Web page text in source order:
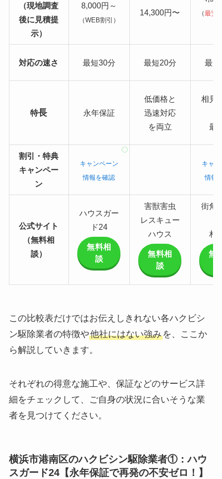
（現地調査
後に見積提
示）
8,000円～
（WEB割引）
14,300円〜 （最安
対応の速さ 最短30分 最短20分 最
特長 永年保証
低価格と
迅速対応
を両立
相見
最
割引・特典
キャンペー
ン
キャンペーン
情報を確認
キャ
情報
公式サイト
（無料相
談）
ハウスガー
ド24
無料相
談
害獣害虫
レスキュー
ハウス
無料相
談
街角
相
無
この比較表だけではお伝えしきれない各ハクビシ
ン駆除業者の特徴や他社にはない強みを、ここか
ら解説していきます。
それぞれの得意な施工や、保証などのサービス詳
細をチェックして、ご自身の状況に合いそうな業
者を見つけてください。
横浜市港南区のハクビシン駆除業者①：ハウ
スガード24【永年保証で再発の不安ゼロ！】